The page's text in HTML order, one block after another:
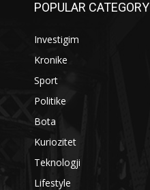
POPULAR CATEGORY
Investigim
Kronike
Sport
Politike
Bota
Kuriozitet
Teknologji
Lifestyle